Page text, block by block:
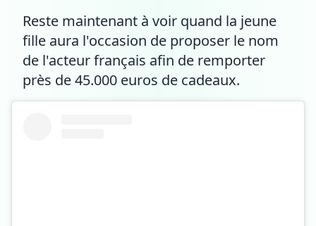
Reste maintenant à voir quand la jeune
fille aura l'occasion de proposer le nom
de l'acteur français afin de remporter
près de 45.000 euros de cadeaux.